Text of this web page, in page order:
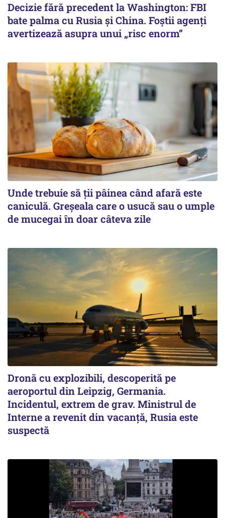
Decizie fără precedent la Washington: FBI
bate palma cu Rusia și China. Foștii agenți
avertizează asupra unui „risc enorm”
Unde trebuie să ții pâinea când afară este
caniculă. Greșeala care o usucă sau o umple
de mucegai în doar câteva zile
Dronă cu explozibili, descoperită pe
aeroportul din Leipzig, Germania.
Incidentul, extrem de grav. Ministrul de
Interne a revenit din vacanță, Rusia este
suspectă